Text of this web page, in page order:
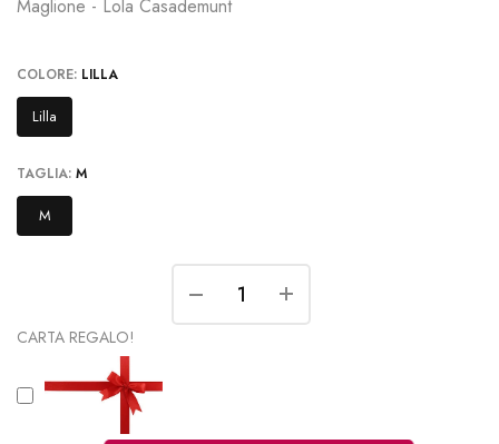
Maglione - Lola Casademunt
COLORE: LILLA
Lilla
TAGLIA: M
M
CARTA REGALO!